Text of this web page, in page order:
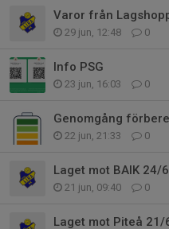
Varor från
29 jun, 12:48 0
Info PSG
23 jun, 16:03 0
Genomgång
22 jun, 21:33 0
Laget mot BAIK 24/6
21 jun, 09:40 0
Laget mot Piteå 21/